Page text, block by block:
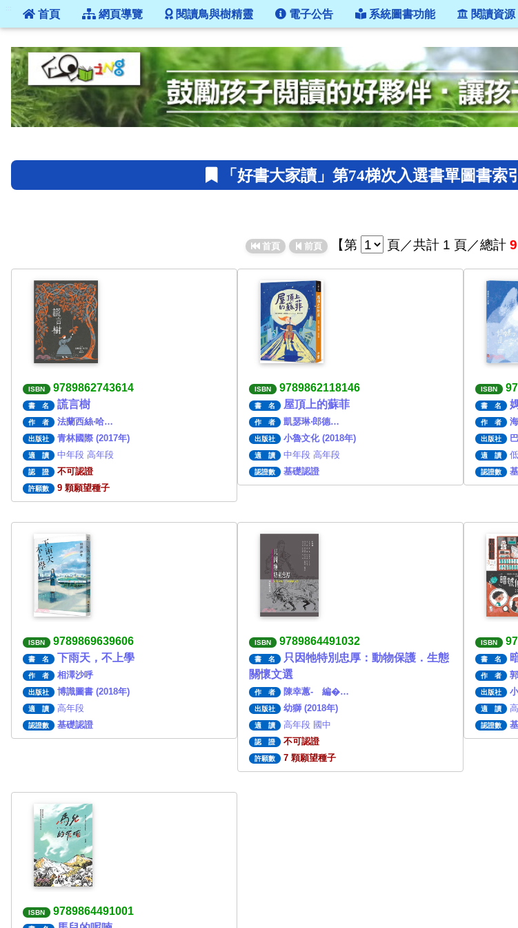
:::
首頁 網頁導覽 閱讀鳥與樹精靈 電子公告 系統圖書功能 閱讀資源
「好書大家讀」第74梯次入選書單圖書索
首頁 前頁 【第 頁／共計 1 頁／總計 9
ISBN 9789862743614
書 名 謊言樹
作 者 法蘭西絲‧哈…
出版社 青林國際 (2017年)
適 讀 中年段 高年段
認 證 不可認證
許願數 9 顆願望種子
ISBN 9789862118146
書 名 屋頂上的蘇菲
作 者 凱瑟琳‧郎德…
出版社 小魯文化 (2018年)
適 讀 中年段 高年段
認證數 基礎認證
ISBN
書 名
作 者
出版社
適 讀
認證數
ISBN 9789869639606
書 名 下雨天，不上學
作 者 相澤沙呼
出版社 博識圖書 (2018年)
適 讀 高年段
認證數 基礎認證
ISBN 9789864491032
書 名
只因牠特別忠厚：動物保護．生態
關懷文選
作 者 陳幸蕙- 編�…
出版社 幼獅 (2018年)
適 讀 高年段 國中
認 證 不可認證
許願數 7 顆願望種子
ISBN
書 名
作 者
出版社
適 讀
認證數
ISBN 9789864491001